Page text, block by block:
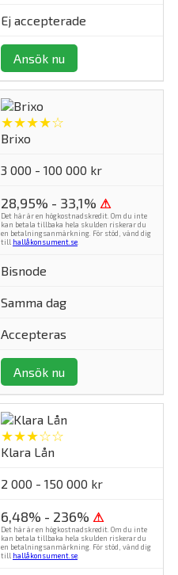
Ej accepterade
Ansök nu
★★★★☆
Brixo
3 000 - 100 000 kr
28,95% - 33,1% ⚠
Det här är en högkostnadskredit. Om du inte
kan betala tillbaka hela skulden riskerar du
en betalningsanmärkning. För stöd, vänd dig
till hallåkonsument.se
Bisnode
Samma dag
Accepteras
Ansök nu
★★★☆☆
Klara Lån
2 000 - 150 000 kr
6,48% - 236% ⚠
Det här är en högkostnadskredit. Om du inte
kan betala tillbaka hela skulden riskerar du
en betalningsanmärkning. För stöd, vänd dig
till hallåkonsument.se